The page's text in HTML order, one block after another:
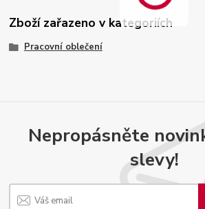
Zboží zařazeno v kategoriích
Pracovní oblečení
Nepropásněte
slevy!